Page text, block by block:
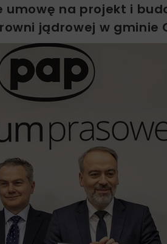
umowę na projekt i
jądrowej w gminie